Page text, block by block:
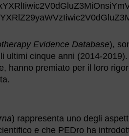
Evidence Database),
cinque anni (2014-
hanno premiato per il loro
) rappresenta uno degli
e che PEDro ha